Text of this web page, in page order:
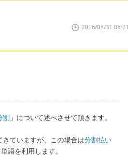
2016/08/31 08:21
割 」について述べさせて頂きます。
ていますが、この場合は分割払い
語を利用します。